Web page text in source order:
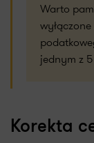
Warto
jednym z
Korekta